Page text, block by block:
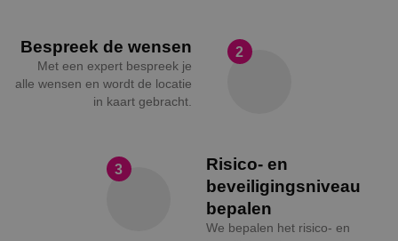
2
Bespreek de wensen
Met een expert bespreek je
alle wensen en wordt de locatie
in kaart gebracht.
3
Risico- en
beveiligingsniveau
bepalen
We bepalen het risico- en